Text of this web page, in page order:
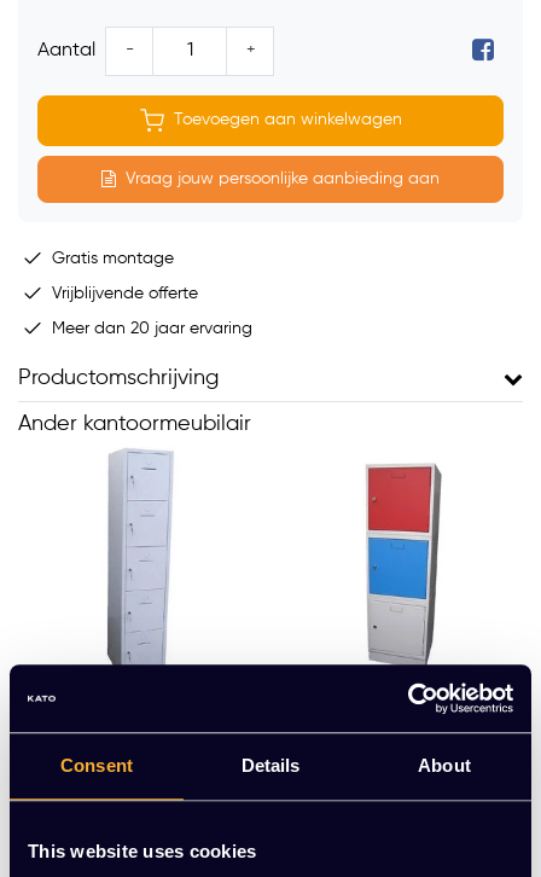
Consent Details About
This website uses cookies
Aantal - +
Toevoegen aan winkelwagen
Vraag jouw persoonlijke aanbieding aan
Gratis montage
Vrijblijvende offerte
Meer dan 20 jaar ervaring
Productomschrijving
Ander kantoormeubilair
5cm
EUR 285,00 Excl. btw
EUR 55,00 Excl. btw